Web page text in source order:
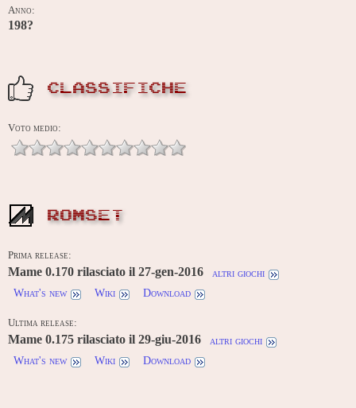
Anno:
198?
CLASSIFICHE
Voto medio:
ROMSET
Prima release:
Mame 0.170 rilasciato il 27-gen-2016
altri giochi
What's new
Wiki Download
Ultima release:
Mame 0.175 rilasciato il 29-giu-2016
altri giochi
What's new
Wiki Download